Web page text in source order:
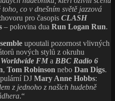
co v dnešním světě jazzová
pro časopis CLASH
– polovina dua Run Logan Run.
upoutali pozornost vlivných
nových stylů z okruhu
Worldwide FMa BBC Radio 6
, Tom Robinson nebo Dan Digs.
DJ Mary Anne Hobbs:
z jednoho z našich hudebně
.“